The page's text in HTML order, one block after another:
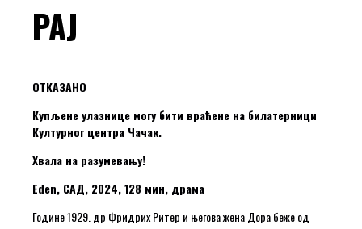
РАЈ
ОТКАЗАНО
Купљене улазнице могу бити враћене на билатерници
Културног центра Чачак.
Хвала на разумевању!
Eden, САД, 2024, 128 мин, драма
Године 1929. др Фридрих Ритер и његова жена Дора беже од